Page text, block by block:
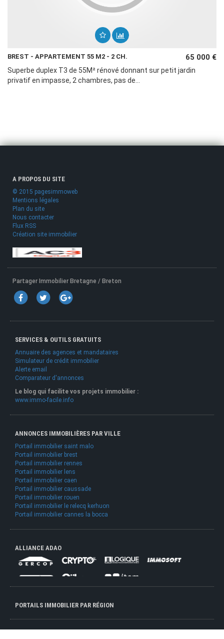
BREST - APPARTEMENT 55 M2 - 2 CH. 65 000 €
Superbe duplex T3 de 55M² rénové donnant sur petit jardin
privatif en impasse, 2 chambres, pas de...
A PROPOS DU SITE
© 2015 pagesimmoweb
Mentions légales
Plan du site
Nous contacter
Flux RSS
Création site immobilier
Partager Immobilier Bretagne / Breton
SERVICES & OUTILS GRATUITS
Annuaire des agences et mandataires
Simulateur de crédit immobilier
Alerte email
Comparateur d'annonces
Le blog qui facilite vos projets immobilier :
www.immo-facile.info
ANNONCES IMMOBILIÈRES PAR VILLE
Portail immobilier saint malo
Portail immobilier brest
Portail immobilier rennes
Portail immobilier lens
Portail immobilier caen
Portail immobilier caussade
Portail immobilier rouen
Portail immobilier le relecq kerhuon
Portail immobilier cannes la bocca
ALLIANCE ADAO
PORTAILS IMMOBILIER PAR RÉGION